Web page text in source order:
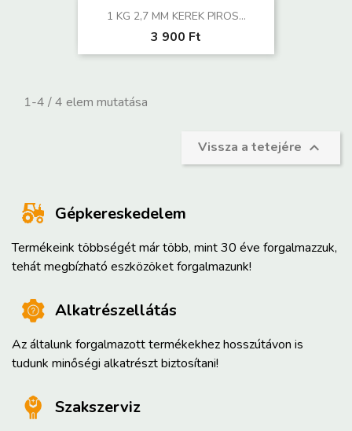
1 KG 2,7 MM KEREK PIROS...
3 900 Ft
1-4 / 4 elem mutatása
Vissza a tetejére 
Gépkereskedelem
Termékeink többségét már több, mint 30 éve forgalmazzuk,
tehát megbízható eszközöket forgalmazunk!
Alkatrészellátás
Az általunk forgalmazott termékekhez hosszútávon is
tudunk minőségi alkatrészt biztosítani!
Szakszerviz